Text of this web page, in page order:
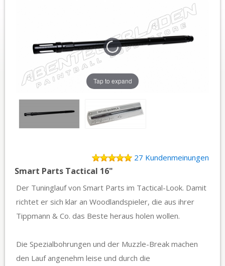
Tap to expand
27 Kundenmeinungen
Smart Parts Tactical 16"
Der Tuninglauf von Smart Parts im Tactical-Look. Damit
richtet er sich klar an Woodlandspieler, die aus ihrer
Tippmann & Co. das Beste heraus holen wollen.
Die Spezialbohrungen und der Muzzle-Break machen
den Lauf angenehm leise und durch die